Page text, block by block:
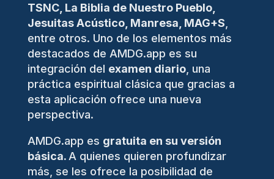
TSNC, La Biblia de Nuestro Pueblo,
Jesuitas Acústico, Manresa, MAG+S
entre otros. Uno de los elementos más
destacados de AMDG.app es su
integración del examen diario, una
práctica espiritual clásica que gracias a
esta aplicación ofrece una nueva
perspectiva.
AMDG.app es gratuita en su versión
básica. A quienes quieren profundizar
más, se les ofrece la posibilidad de